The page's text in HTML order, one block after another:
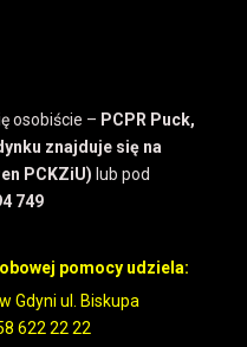
osobiście – PCPR Puck,
znajduje się na
PCKZiU) lub pod
749
pomocy udziela:
Gdyni ul. Biskupa
622 22 22